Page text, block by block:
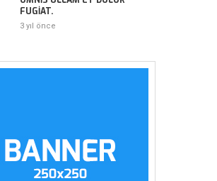
FUGIAT.
3 yıl önce